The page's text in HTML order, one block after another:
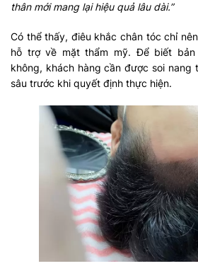
thân mới mang lại hiệu quả lâu dài.”
Có thể thấy, điêu khắc chân tóc chỉ
hỗ trợ về mặt thẩm mỹ. Để biết
không, khách hàng cần được soi nang
sâu trước khi quyết định thực hiện.